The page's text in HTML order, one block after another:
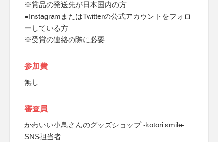
※賞品の発送先が日本国内の方
●InstagramまたはTwitterの公式アカウントをフォロ
ーしている方
※受賞の連絡の際に必要
参加費
無し
審査員
かわいい小鳥さんのグッズショップ -kotori smile-
SNS担当者